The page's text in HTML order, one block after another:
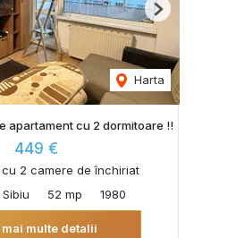
Harta
Next
apartament cu 2 dormitoare !!
449 €
2 camere de închiriat
52 mp 1980
mai multe detalii